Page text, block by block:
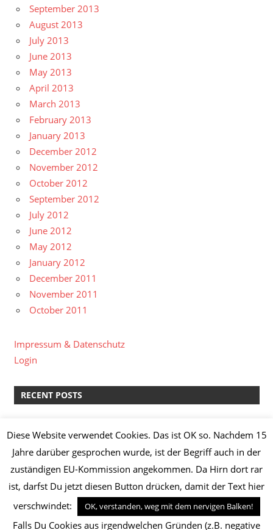
September 2013
August 2013
July 2013
June 2013
May 2013
April 2013
March 2013
February 2013
January 2013
December 2012
November 2012
October 2012
September 2012
July 2012
June 2012
May 2012
January 2012
December 2011
November 2011
October 2011
Impressum & Datenschutz
Login
RECENT POSTS
Lachs-Spinat-Lasagne & Manz Weißburgunder “Löss”
2014
Knoblauch-Hähnchenbrust mit Broccoli,
Champignons, Frühkartoffeln und Kräuterquark
Safranhähnchen mit Basmatireis
Maronen-Papaya-Suppe mit Zitronengambas
Diese Website verwendet Cookies. Das ist OK so. Nachdem 15
Jahre darüber gesprochen wurde, ist der Begriff auch in der
zuständigen EU-Kommission angekommen. Da Hirn dort rar
ist, darfst Du jetzt diesen Button drücken, damit der Text hier
verschwindet:
OK, verstanden, weg mit dem nervigen Balken!
Falls Du Cookies aus irgendwelchen Gründen (z.B. negative